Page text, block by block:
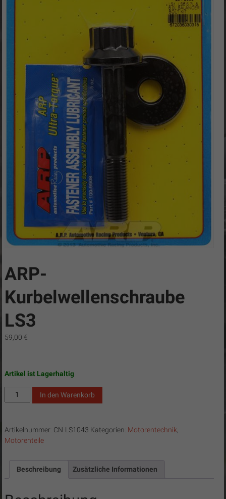
Tuning
simply
ARP-
Kurbelwellenschraube
LS3
59,00 €
Artikel ist Lagerhaltig
ARP-
Kurbelwellenschraube
In den Warenkorb
Artikelnummer: CN-LS1043 Kategorien: Motorentechnik
Motorenteile
Beschreibung Zusätzliche Informationen